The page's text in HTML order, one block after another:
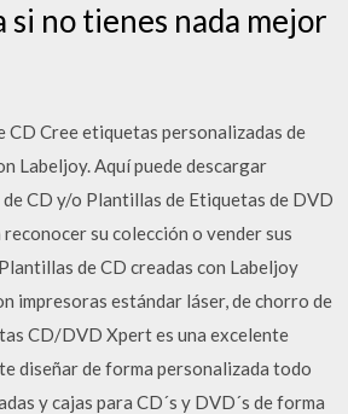
si no tienes nada mejor
CD Cree etiquetas personalizadas de
Labeljoy. Aquí puede descargar
CD y/o Plantillas de Etiquetas de DVD
su colección o vender sus
de CD creadas con Labeljoy
impresoras estándar láser, de chorro de
CD/DVD Xpert es una excelente
diseñar de forma personalizada todo
y cajas para CD´s y DVD´s de forma